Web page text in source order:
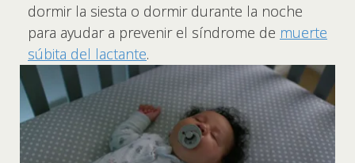
dormir la siesta o dormir durante la noche
para ayudar a prevenir el síndrome de muerte
súbita del lactante.